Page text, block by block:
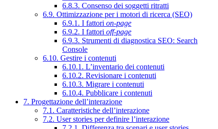
6.8.3. Consenso dei soggetti ritratti
6.9. Ottimizzazione per i motori di ricerca (SEO)
6.9.1. I fattori on-page
6.9.2. I fattori off-page
6.9.3. Strumenti di diagnostica SEO: Search
Console
6.10. Gestire i contenuti
6.10.1. L’inventario dei contenuti
6.10.2. Revisionare i contenuti
6.10.3. Migrare i contenuti
6.10.4. Pubblicare i contenuti
7. Progettazione dell’interazione
7.1. Caratteristiche dell’interazione
7.2. User stories per definire l’interazione